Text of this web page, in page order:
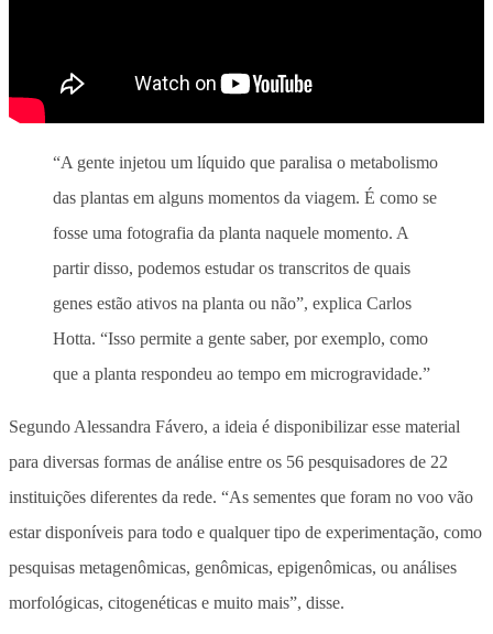
“A gente injetou um líquido que paralisa o metabolismo
das plantas em alguns momentos da viagem. É como se
fosse uma fotografia da planta naquele momento. A
partir disso, podemos estudar os transcritos de quais
genes estão ativos na planta ou não”, explica Carlos
Hotta. “Isso permite a gente saber, por exemplo, como
que a planta respondeu ao tempo em microgravidade.”
Segundo Alessandra Fávero, a ideia é disponibilizar esse material
para diversas formas de análise entre os 56 pesquisadores de 22
instituições diferentes da rede. “As sementes que foram no voo vão
estar disponíveis para todo e qualquer tipo de experimentação, como
pesquisas metagenômicas, genômicas, epigenômicas, ou análises
morfológicas, citogenéticas e muito mais”, disse.